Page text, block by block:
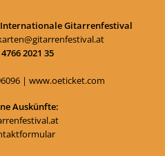
Gitarrenfestival
2021 35
| www.oeticket.com
Auskünfte: